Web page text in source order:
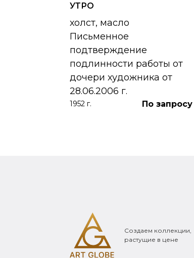
УТРО
холст, масло
Письменное
подтверждение
подлинности работы от
дочери художника от
28.06.2006 г.
1952 г. По запросу
Создаем коллекции,
растущие в цене